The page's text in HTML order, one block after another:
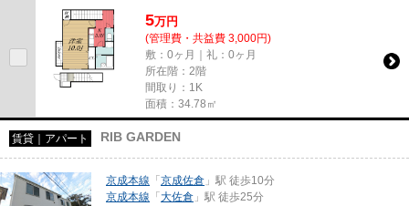
5万円
(管理費・共益費 3,000円)
敷：0ヶ月｜礼：0ヶ月
所在階：2階
間取り：1K
面積：34.78㎡
賃貸｜アパート RIB GARDEN
京成本線 「 京成佐倉 」駅 徒歩10分
京成本線 「 大佐倉 」駅 徒歩25分